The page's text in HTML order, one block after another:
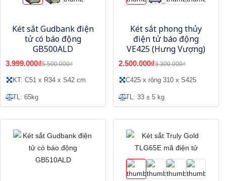
Két sắt Gudbank điện
tử có báo động
GB500ALD
3.999.000₫5.500.000₫
KT: C51 x R34 x S42 cm
TL: 65kg
Két sắt phong thủy
điện tử báo động
VE425 (Hưng Vượng)
2.500.000₫3.300.000₫
C425 x rộng 310 x S425
TL: 33 ± 5 kg